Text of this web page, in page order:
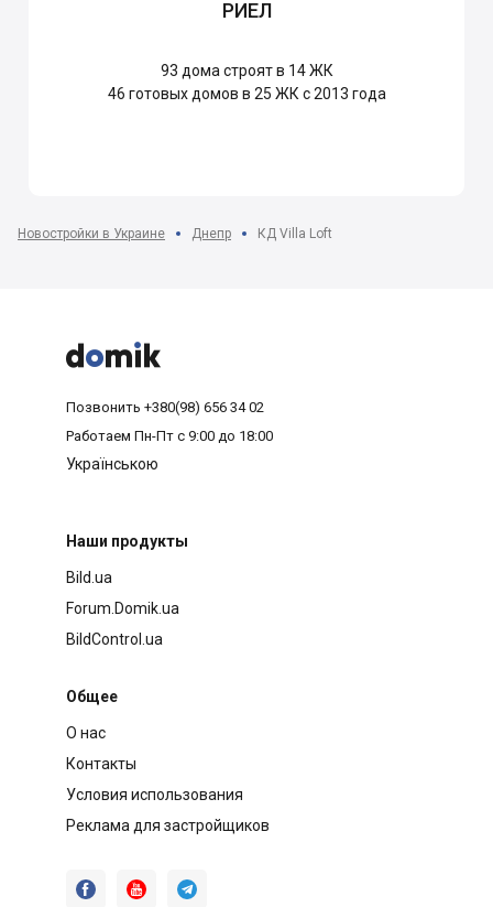
РИЕЛ
93 дома строят в 14 ЖК
46 готовых домов в 25 ЖК с 2013 года
Новостройки в Украине Днепр КД Villa Loft



Позвонить +380(98) 656 34 02
Работаем Пн-Пт с 9:00 до 18:00
Українською
Наши продукты
Bild.ua
Forum.Domik.ua
BildControl.ua
Общее
О нас
Контакты
Условия использования
Реклама для застройщиков
  